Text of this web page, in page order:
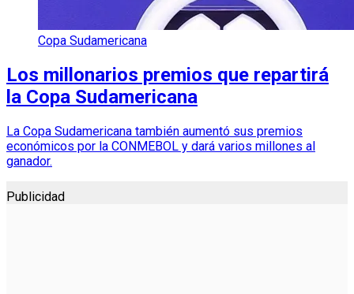
Copa Sudamericana
Los millonarios premios que repartirá
la Copa Sudamericana
La Copa Sudamericana también aumentó sus premios
económicos por la CONMEBOL y dará varios millones al
ganador.
Publicidad